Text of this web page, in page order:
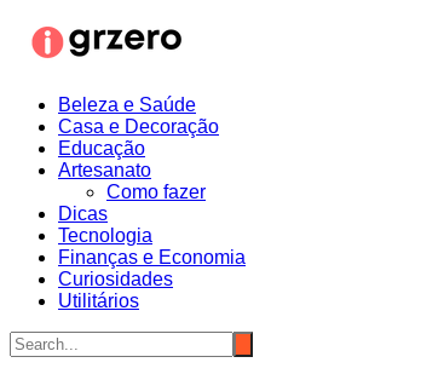
para
Beleza e Saúde
Casa e Decoração
Educação
Artesanato
Como fazer
Dicas
Tecnologia
Finanças e Economia
Curiosidades
Utilitários